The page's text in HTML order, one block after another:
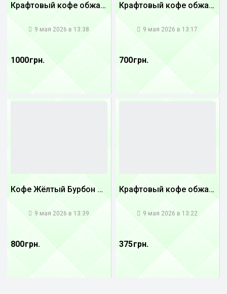
Крафтовый кофе обжареный Танзания
9 мая 2026 в 13:38
1000 грн.
Крафтовый кофе обжареный купаж арабики 3...
9 мая 2026 в 13:17
700 грн.
Кофе Жёлтый Бурбон Бразилия
9 мая 2026 в 13:39
800 грн.
Крафтовый кофе обжареный купаж арабики 5...
9 мая 2026 в 13:22
375 грн.